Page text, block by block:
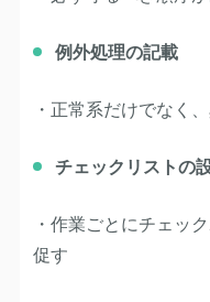
例外処理の記載
・正常系だけでなく
チェックリストの
・作業ごとにチェッ
促す